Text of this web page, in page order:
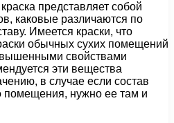
представляет собой
каковые различаются по
Имеется краски, что
обычных сухих помещений
свойствами
эти вещества
в случае если состав
помещения, нужно ее там и